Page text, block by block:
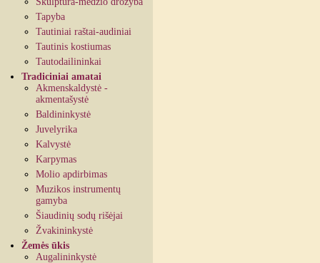
Tapyba
Tautiniai raštai-audiniai
Tautinis kostiumas
Tautodailininkai
Tradiciniai amatai
Akmenskaldystė -
akmentašystė
Baldininkystė
Juvelyrika
Kalvystė
Karpymas
Molio apdirbimas
Muzikos instrumentų
gamyba
Šiaudinių sodų rišėjai
Žvakininkystė
Žemės ūkis
Augalininkystė